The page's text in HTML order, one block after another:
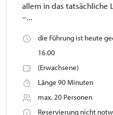
allem in das tatsächliche
–...
die Führung ist heute
16.00
(Erwachsene)
Länge 90 Minuten
max. 20 Personen
Reservierung nicht